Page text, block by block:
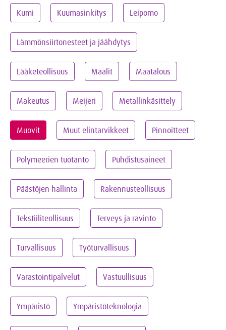
Kumi Kuumasinkitys Leipomo
Lämmönsiirtonesteet ja jäähdytys
Lääketeollisuus Maalit Maatalous
Makeutus Meijeri Metallinkäsittely
Muovit Muut elintarvikkeet Pinnoitteet
Polymeerien tuotanto Puhdistusaineet
Päästöjen hallinta Rakennusteollisuus
Tekstiiliteollisuus Terveys ja ravinto
Turvallisuus Työturvallisuus
Varastointipalvelut Vastuullisuus
Ympäristö Ympäristöteknologia